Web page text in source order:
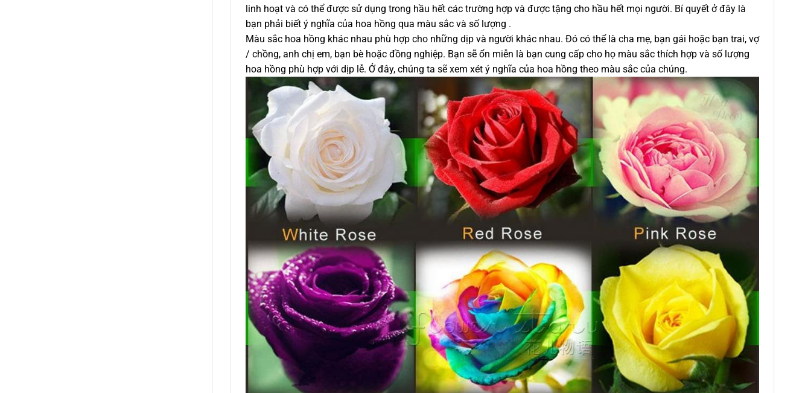
linh hoạt và có thể được sử dụng trong hầu hết các trường hợp và được tặng cho hầu hết mọi người. Bí quyết ở đây là
bạn phải biết ý nghĩa của hoa hồng qua màu sắc và số lượng .
Màu sắc hoa hồng khác nhau phù hợp cho những dịp và người khác nhau. Đó có thể là cha mẹ, bạn gái hoặc bạn trai, vợ
/ chồng, anh chị em, bạn bè hoặc đồng nghiệp. Bạn sẽ ổn miễn là bạn cung cấp cho họ màu sắc thích hợp và số lượng
hoa hồng phù hợp với dịp lễ. Ở đây, chúng ta sẽ xem xét ý nghĩa của hoa hồng theo màu sắc của chúng.